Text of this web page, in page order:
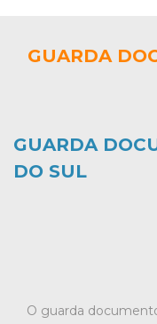
GUARDA
GUARDA
DO SUL
O guarda